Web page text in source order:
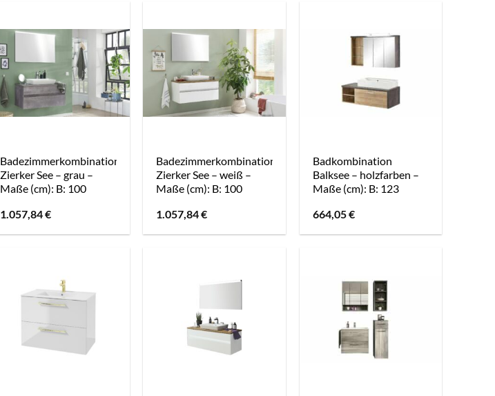
Badezimmerkombination
Zierker See – grau –
Maße (cm): B: 100
1.057,84€
Badezimmerkombination
Zierker See – weiß –
Maße (cm): B: 100
1.057,84€
Badkombination
Balksee – holzfarben –
Maße (cm): B: 123
664,05€